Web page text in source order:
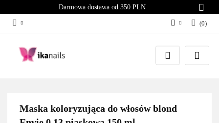
Darmowa dostawa od 350 PLN
Zaloguj się
Załóż konto
(0)
Maska koloryzująca do włosów blond